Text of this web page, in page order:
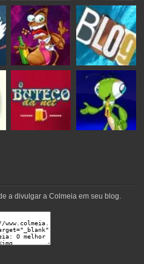
a divulgar a Colmeia em seu blog.